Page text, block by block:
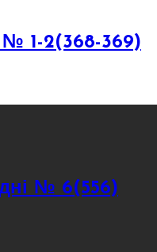
№ 1-2(368-369)
№ 6(556)